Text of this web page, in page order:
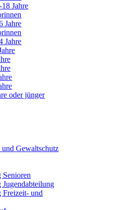
Jahre
Jahre
Jahre
oder jünger
Gewaltschutz
Senioren
Freizeit- und